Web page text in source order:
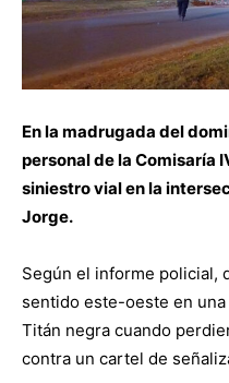
En la madrugada del
personal de la Comisaría
siniestro vial en la
Jorge.
Según el informe policial,
sentido este-oeste en
Titán negra cuando
contra un cartel de